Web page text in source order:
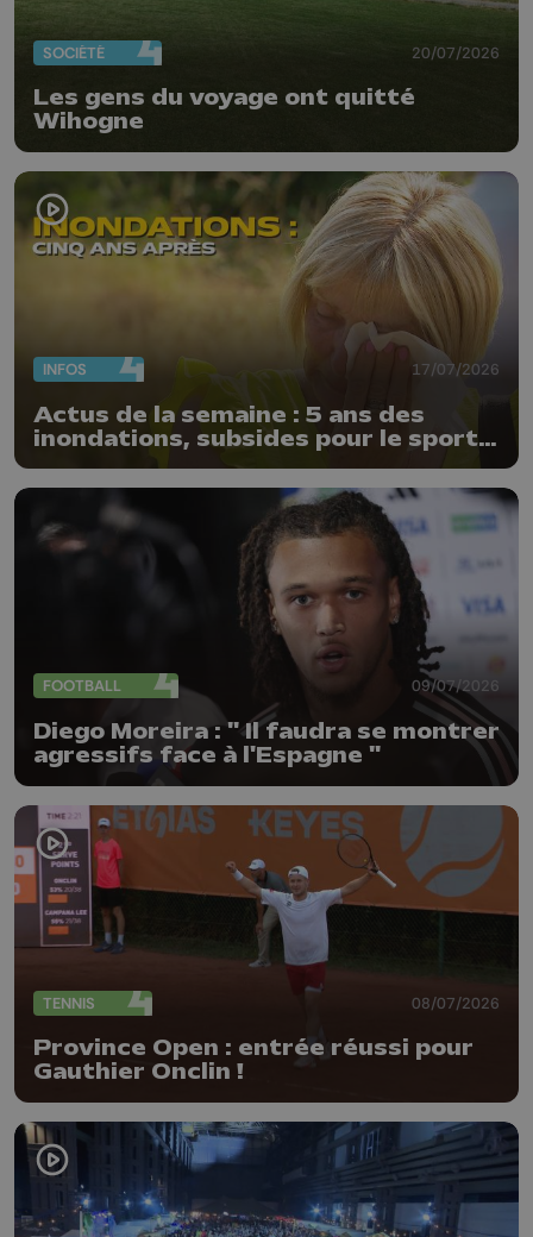
SOCIÉTÉ 20/07/2026
Les gens du voyage ont quitté
Wihogne
INFOS 17/07/2026
Actus de la semaine : 5 ans des
inondations, subsides pour le sport
et feu d'artifice
FOOTBALL 09/07/2026
Diego Moreira : " Il faudra se montrer
agressifs face à l'Espagne "
TENNIS 08/07/2026
Province Open : entrée réussi pour
Gauthier Onclin !